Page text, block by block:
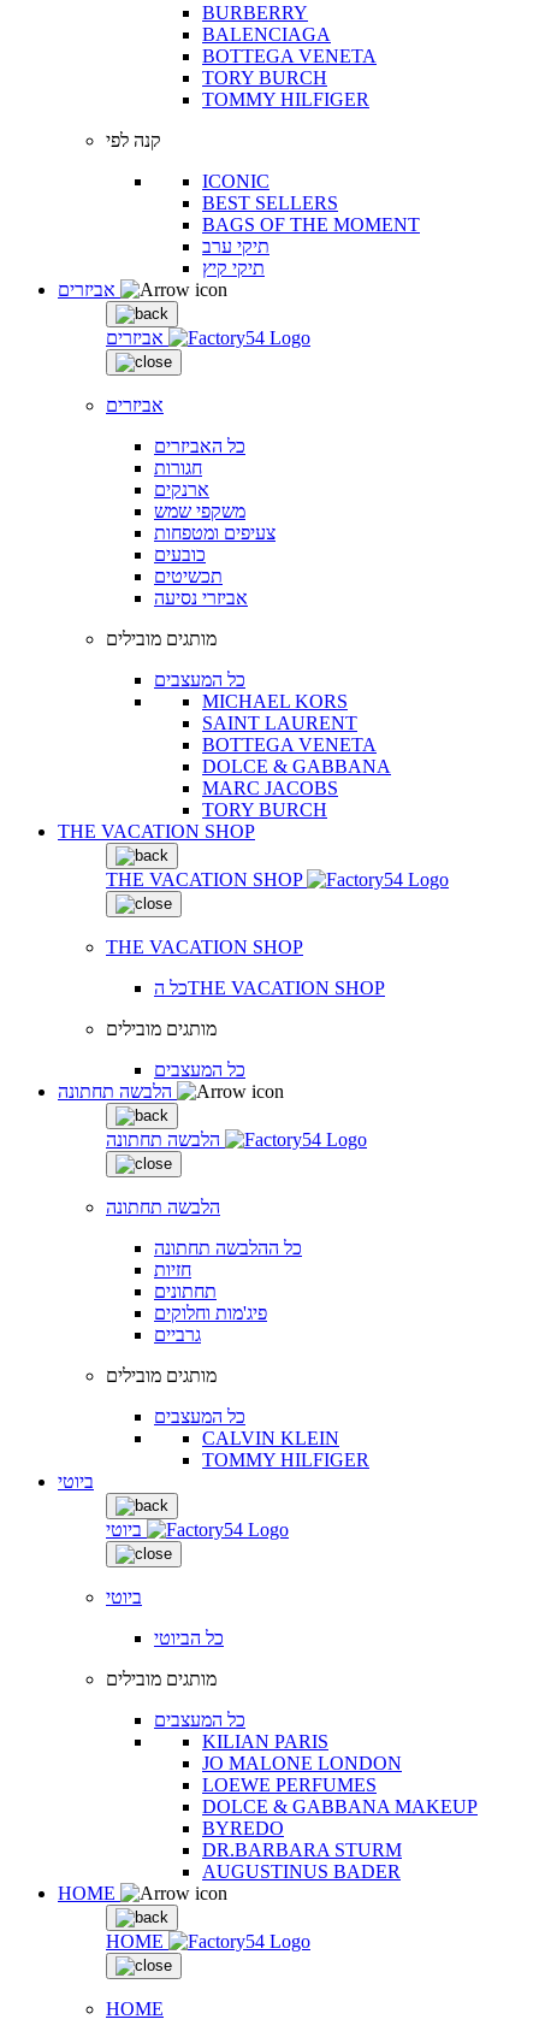
BURBERRY
BALENCIAGA
BOTTEGA VENETA
TORY BURCH
TOMMY HILFIGER
קנה לפי
ICONIC
BEST SELLERS
BAGS OF THE MOMENT
תיקי ערב
תיקי קיץ
אביזרים
אביזרים
כל האביזרים
חגורות
ארנקים
משקפי שמש
צעיפים ומטפחות
כובעים
תכשיטים
אביזרי נסיעה
מותגים מובילים
כל המעצבים
MICHAEL KORS
SAINT LAURENT
BOTTEGA VENETA
DOLCE & GABBANA
MARC JACOBS
TORY BURCH
THE VACATION SHOP
THE VACATION SHOP
THE VACATION SHOP
כל הTHE VACATION SHOP
מותגים מובילים
כל המעצבים
הלבשה תחתונה
הלבשה תחתונה
כל ההלבשה תחתונה
חזיות
תחתונים
פיג'מות וחלוקים
גרביים
מותגים מובילים
כל המעצבים
CALVIN KLEIN
TOMMY HILFIGER
ביוטי
ביוטי
ביוטי
כל הביוטי
מותגים מובילים
כל המעצבים
KILIAN PARIS
JO MALONE LONDON
LOEWE PERFUMES
DOLCE & GABBANA MAKEUP
BYREDO
DR.BARBARA STURM
AUGUSTINUS BADER
HOME
HOME
HOME